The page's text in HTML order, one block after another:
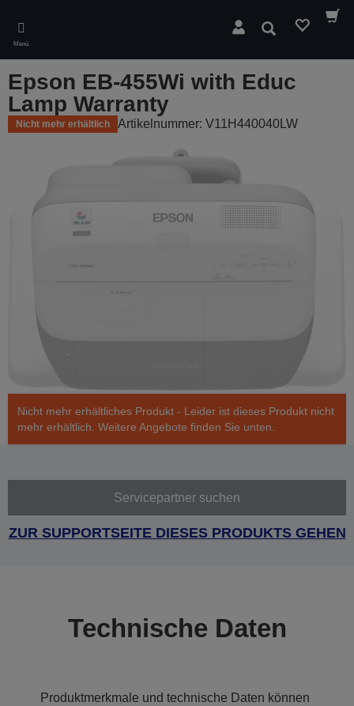
main
content
Menü
Suchen
Epson EB-455Wi with Educ
Lamp Warranty
Nicht mehr erhältlich Artikelnummer: V11H440040LW
Nicht mehr erhältliches Produkt - Leider ist dieses Produkt nicht
mehr erhältlich. Weitere Angebote finden Sie unten.
Servicepartner suchen
ZUR SUPPORTSEITE DIESES PRODUKTS GEHEN
Technische Daten
Produktmerkmale und technische Daten können